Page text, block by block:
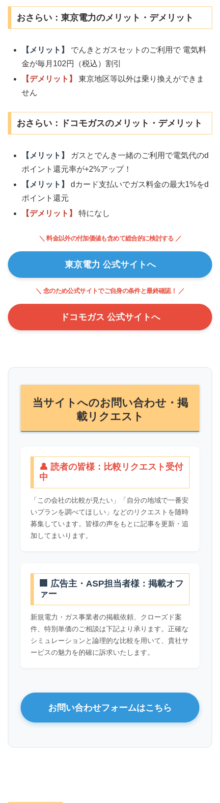
おさらい：東京電力のメリット・デメリット
【メリット】
でんきとガスセットのご利用で 電気料
金が毎月102円（税込）割引
【デメリット】
東京地区等以外は乗り換えができま
せん
おさらい：ドコモガスのメリット・デメリット
【メリット】
ガスとでんき一緒のご利用で電気代のd
ポイント還元率が+2%アップ！
【メリット】
dカード支払いでガス料金の最大1%をd
ポイント還元
【デメリット】
特になし
＼ 料金以外の付加価値も含めて総合的に検討する ／
東京電力 公式サイトへ
＼ 念のため公式サイトでご自身の条件と最終確認！ ／
ドコモガス 公式サイトへ
当サイトへのお問い合わせ・掲
載リクエスト
👤 読者の皆様：比較リクエスト受付
中
「この会社の比較が見たい」「自分の地域で一番安
いプランを調べてほしい」などのリクエストを随時
募集しています。皆様の声をもとに記事を更新・追
加してまいります。
🏢 広告主・ASP担当者様：掲載オフ
ァー
新規電力・ガス事業者の掲載依頼、クローズド案
件、特別単価のご相談は下記より承ります。正確な
シミュレーションと論理的な比較を用いて、貴社サ
ービスの魅力を的確に訴求いたします。
お問い合わせフォームはこちら